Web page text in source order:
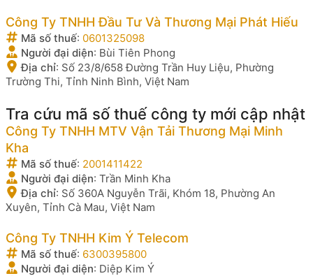
Công Ty TNHH Đầu Tư Và Thương Mại Phát Hiếu
Mã số thuế: 0601325098
Người đại diện: Bùi Tiên Phong
Địa chỉ: Số 23/8/658 Đường Trần Huy Liệu, Phường
Trường Thi, Tỉnh Ninh Bình, Việt Nam
Tra cứu mã số thuế công ty mới cập nhật
Công Ty TNHH MTV Vận Tải Thương Mại Minh
Kha
Mã số thuế: 2001411422
Người đại diện: Trần Minh Kha
Địa chỉ: Số 360A Nguyễn Trãi, Khóm 18, Phường An
Xuyên, Tỉnh Cà Mau, Việt Nam
Công Ty TNHH Kim Ý Telecom
Mã số thuế: 6300395800
Người đại diện: Diệp Kim Ý